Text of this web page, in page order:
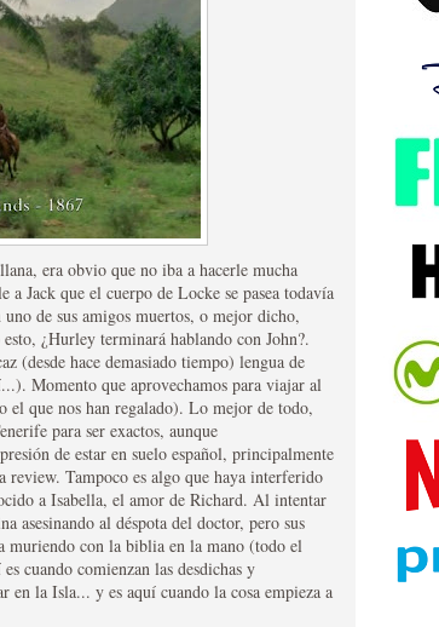
que no es
era obvio que no iba a hacerle mucha
Jack que el cuerpo de Locke se pasea todavía
de sus amigos muertos, o mejor dicho,
¿Hurley terminará hablando con John?.
(desde hace demasiado tiempo) lengua de
Momento que aprovechamos para viajar al
el que nos han regalado). Lo mejor de todo,
para ser exactos, aunque
de estar en suelo español, principalmente
review. Tampoco es algo que haya interferido
a Isabella, el amor de Richard. Al intentar
asesinando al déspota del doctor, pero sus
muriendo con la biblia en la mano (todo el
cuando comienzan las desdichas y
en la Isla... y es aquí cuando la cosa empieza a